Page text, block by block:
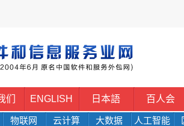
们 ENGLISH 日本語 百人会
物联网 云计算 大数据 人工智能